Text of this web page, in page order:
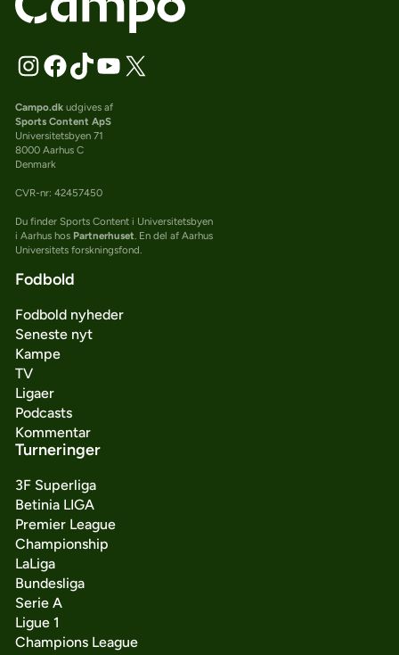
Campo.dkudgives af
Sports Content ApS
Universitetsbyen 71
8000 Aarhus C
Denmark
CVR-nr: 42457450
Du finder Sports Content i Universitetsbyen
i Aarhus hos Partnerhuset . En del af Aarhus
Universitets forskningsfond.
Fodbold
Fodbold nyheder
Seneste nyt
Kampe
TV
Ligaer
Podcasts
Kommentar
Turneringer
3F Superliga
Betinia LIGA
Premier League
Championship
LaLiga
Bundesliga
Serie A
Ligue 1
Champions League